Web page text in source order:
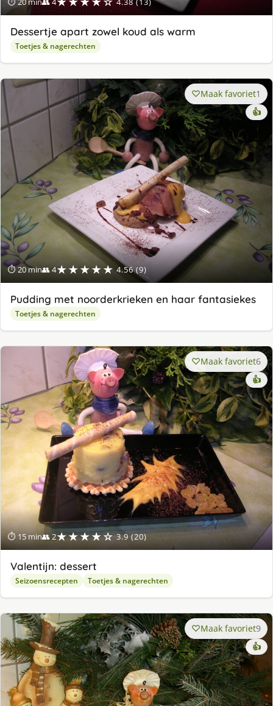
Dessertje apart zowel koud als warm
Toetjes & nagerechten
⏱ 20 min👥 4★★★★★ 4.56 (9)
Maak favoriet1
👍
Pudding met noorderkrieken en haar fantasiekes
Toetjes & nagerechten
⏱ 15 min👥 2★★★★☆ 3.9 (20)
Maak favoriet6
👍
Valentijn: dessert
Seizoensrecepten Toetjes & nagerechten
Maak favoriet9
👍